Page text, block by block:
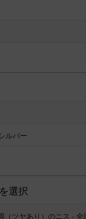
ルバー
選択
（ツヤあり）のニス - 全